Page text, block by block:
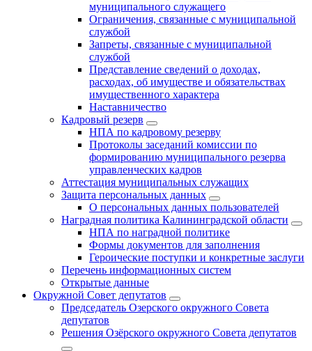
муниципального служащего
Ограничения, связанные с муниципальной
службой
Запреты, связанные с муниципальной
службой
Представление сведений о доходах,
расходах, об имуществе и обязательствах
имущественного характера
Наставничество
Кадровый резерв
НПА по кадровому резерву
Протоколы заседаний комиссии по
формированию муниципального резерва
управленческих кадров
Аттестация муниципальных служащих
Защита персональных данных
О персональных данных пользователей
Наградная политика Калининградской области
НПА по наградной политике
Формы документов для заполнения
Героические поступки и конкретные заслуги
Перечень информационных систем
Открытые данные
Окружной Совет депутатов
Председатель Озерского окружного Совета
депутатов
Решения Озёрского окружного Совета депутатов